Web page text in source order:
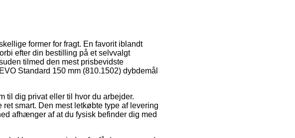
former for fragt. En favorit iblandt
efter din bestilling på et selvvalgt
tilmed den mest prisbevidste
Standard 150 mm (810.1502) dybdemål
til dig privat eller til hvor du arbejder.
smart. Den mest letkøbte type af levering
afhænger af at du fysisk befinder dig med